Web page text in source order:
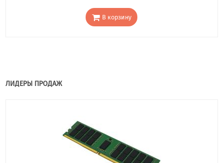
В корзину
ЛИДЕРЫ ПРОДАЖ